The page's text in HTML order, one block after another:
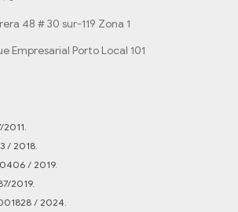
48 # 30 sur-119 Zona 1
Empresarial Porto Local 101
/ 2018.
/ 2019.
2019.
/ 2024.